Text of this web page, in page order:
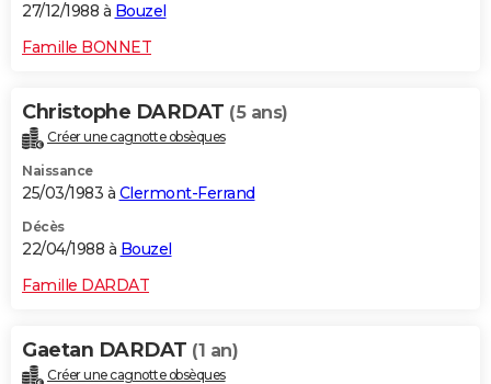
27/12/1988 à Bouzel
Famille BONNET
Christophe DARDAT (5 ans)
Créer une cagnotte obsèques
Naissance
25/03/1983 à Clermont-Ferrand
Décès
22/04/1988 à Bouzel
Famille DARDAT
Gaetan DARDAT (1 an)
Créer une cagnotte obsèques